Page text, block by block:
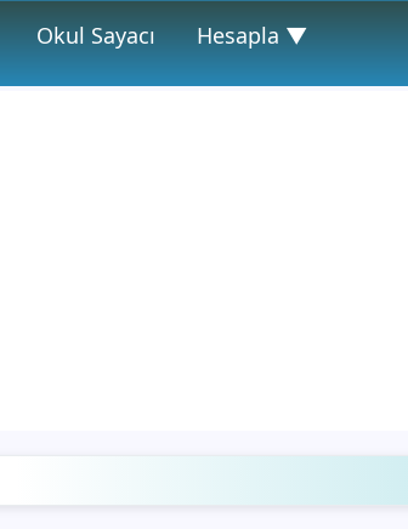
Okul Sayacı Hesapla ▼